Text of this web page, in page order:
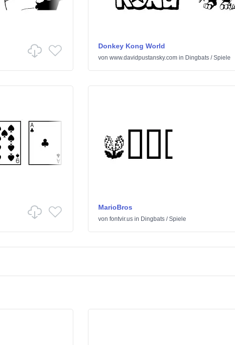
Donkey Kong World
von www.davidpustansky.comin Dingbats/Spiele
MarioBros
von fontvir.usin Dingbats/Spiele